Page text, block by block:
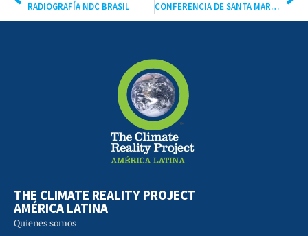
RADIOGRAFÍA NDC BRASIL
CONFERENCIA DE SANTA MARTA PODRÍA RECONFIGURAR LA DIPLOMACIA CLIMÁTICA
THE CLIMATE REALITY PROJECT
AMÉRICA LATINA
Quienes somos